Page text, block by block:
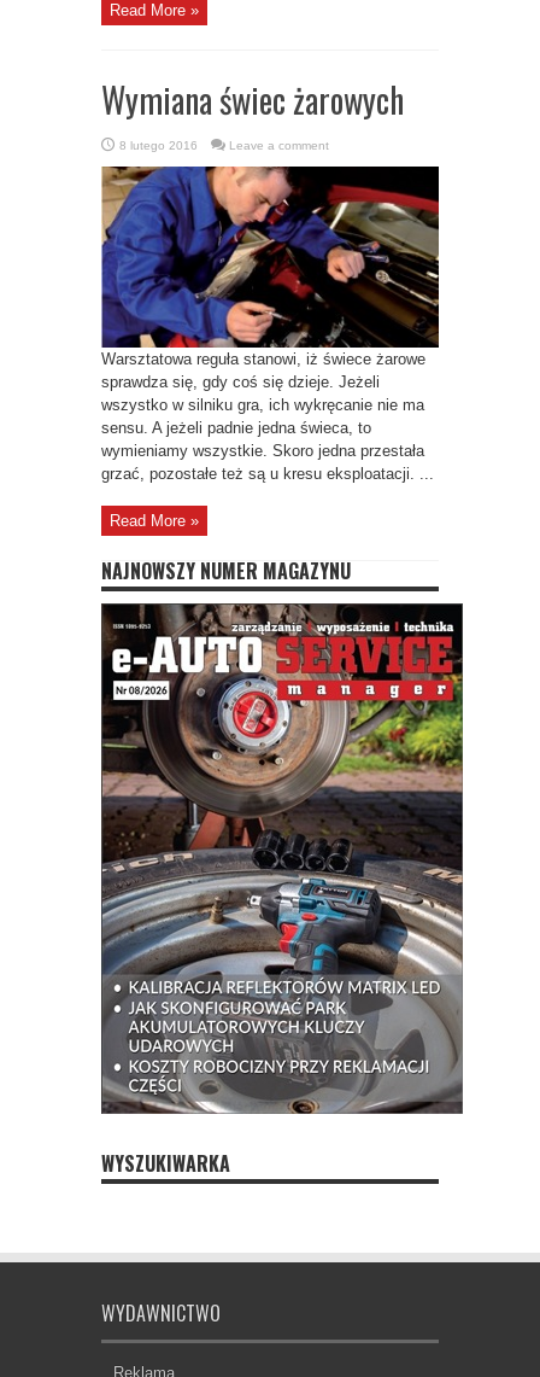
Read More »
Wymiana świec żarowych
8 lutego 2016 Leave a comment
Warsztatowa reguła stanowi, iż świece żarowe
sprawdza się, gdy coś się dzieje. Jeżeli
wszystko w silniku gra, ich wykręcanie nie ma
sensu. A jeżeli padnie jedna świeca, to
wymieniamy wszystkie. Skoro jedna przestała
grzać, pozostałe też są u kresu eksploatacji. ...
Read More »
NAJNOWSZY NUMER MAGAZYNU
WYSZUKIWARKA
WYDAWNICTWO
Reklama